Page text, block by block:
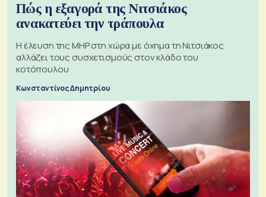
Πώς η εξαγορά της Νιτσιάκος
ανακατεύει την τράπουλα
H έλευση της MHP στη χώρα με όχημα τη Νιτσιάκος
αλλάζει τους συσχετισμούς στον κλάδο του
κοτόπουλου
Κωνσταντίνος Δημητρίου